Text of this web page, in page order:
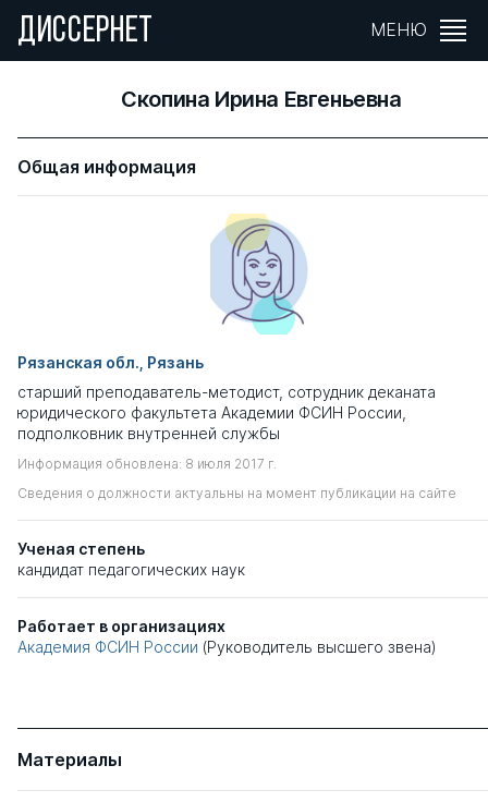
ДИССЕРНЕТ МЕНЮ
Скопина Ирина Евгеньевна
Общая информация
Рязанская обл., Рязань
старший преподаватель-методист, сотрудник деканата
юридического факультета Академии ФСИН России,
подполковник внутренней службы
Информация обновлена: 8 июля 2017 г.
Сведения о должности актуальны на момент публикации на сайте
Ученая степень
кандидат педагогических наук
Работает в организациях
Академия ФСИН России (Руководитель высшего звена)
Материалы